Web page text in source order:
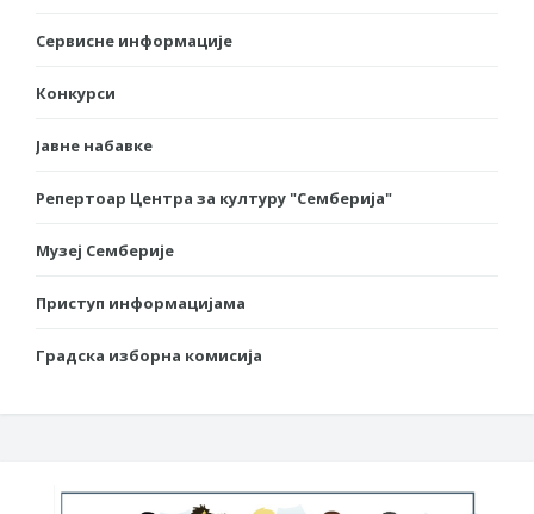
Сервисне информације
Конкурси
Јавне набавке
Репертоар Центра за културу "Семберија"
Музеј Семберије
Приступ информацијама
Градска изборна комисија